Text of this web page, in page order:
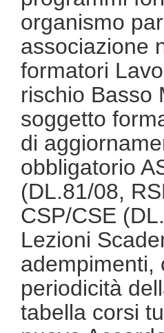
organismo
associazione
formatori
rischio Basso
soggetto
di
obbligatorio
(DL.81/08,
CSP/CSE
Lezioni
adempimenti,
periodicità
tabella corsi